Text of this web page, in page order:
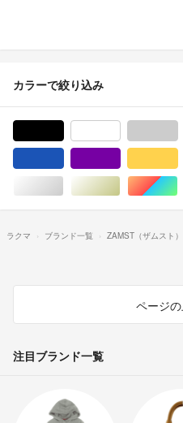
カラーで絞り込み
シルバー/銀色系ゴールド/金
ラクマ ブランド一覧 ZAMST（ザムスト）
ページ
注目ブランド一覧